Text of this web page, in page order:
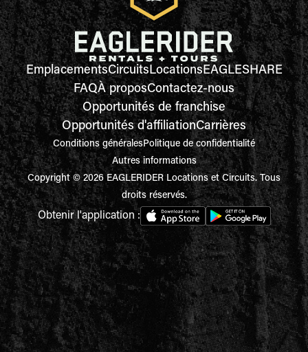
EmplacementsCircuitsLocationsEAGLESHARE
FAQÀ proposContactez-nous
Opportunités de franchise
Opportunités d'affiliationCarrières
Conditions généralesPolitique de confidentialité
Autres informations
Copyright © 2026 EAGLERIDER Locations et Circuits. Tous
droits réservés.
Obtenir l'application :